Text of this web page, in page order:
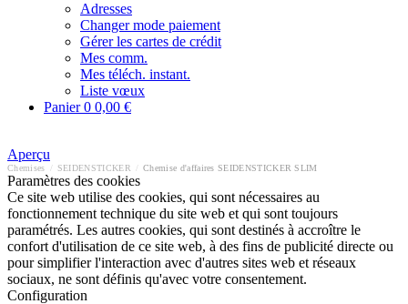
Adresses
Changer mode paiement
Gérer les cartes de crédit
Mes comm.
Mes téléch. instant.
Liste vœux
Panier0 0,00 €
Aperçu
Chemises SEIDENSTICKER Chemise d'affaires SEIDENSTICKER SLIM
Paramètres des cookies
Ce site web utilise des cookies, qui sont nécessaires au
fonctionnement technique du site web et qui sont toujours
paramétrés. Les autres cookies, qui sont destinés à accroître le
confort d'utilisation de ce site web, à des fins de publicité directe ou
pour simplifier l'interaction avec d'autres sites web et réseaux
sociaux, ne sont définis qu'avec votre consentement.
Configuration